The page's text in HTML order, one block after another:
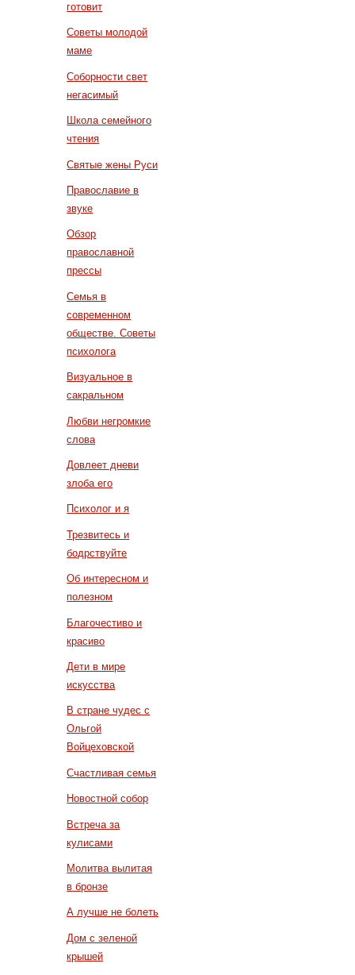
готовит
Советы молодой
маме
Соборности свет
негасимый
Школа семейного
чтения
Святые жены Руси
Православие в
звуке
Обзор
православной
прессы
Семья в
современном
обществе. Советы
психолога
Визуальное в
сакральном
Любви негромкие
слова
Довлеет дневи
злоба его
Психолог и я
Трезвитесь и
бодрствуйте
Об интересном и
полезном
Благочестиво и
красиво
Дети в мире
искусства
В стране чудес с
Ольгой
Войцеховской
Счастливая семья
Новостной собор
Встреча за
кулисами
Молитва вылитая
в бронзе
А лучше не болеть
Дом с зеленой
крышей